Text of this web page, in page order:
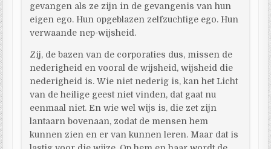
gevangen als ze zijn in de gevangenis van hun
eigen ego. Hun opgeblazen zelfzuchtige ego. Hun
verwaande nep-wijsheid.
Zij, de bazen van de corporaties dus, missen de
nederigheid en vooral de wijsheid, wijsheid die
nederigheid is. Wie niet nederig is, kan het Licht
van de heilige geest niet vinden, dat gaat nu
eenmaal niet. En wie wel wijs is, die zet zijn
lantaarn bovenaan, zodat de mensen hem
kunnen zien en er van kunnen leren. Maar dat is